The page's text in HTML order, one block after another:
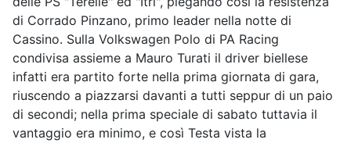
di Corrado Pinzano, primo leader nella notte di
Cassino. Sulla Volkswagen Polo di PA Racing
condivisa assieme a Mauro Turati il driver biellese
infatti era partito forte nella prima giornata di gara,
riuscendo a piazzarsi davanti a tutti seppur di un paio
di secondi; nella prima speciale di sabato tuttavia il
vantaggio era minimo, e così Testa vista la